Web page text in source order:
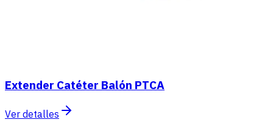
Extender Catéter Balón PTCA
Ver detalles